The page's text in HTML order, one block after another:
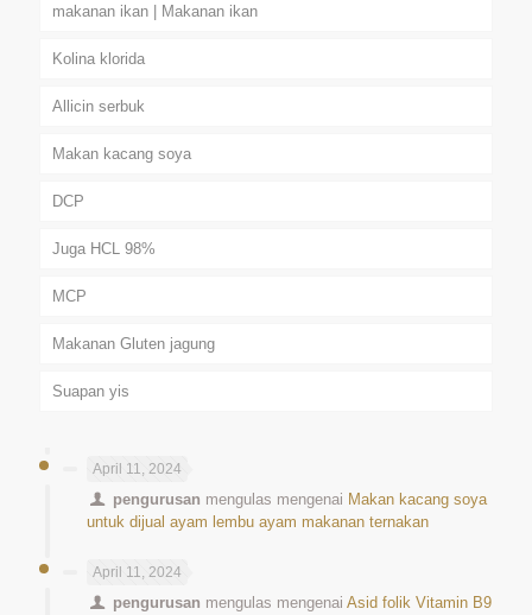
makanan ikan | Makanan ikan
Kolina klorida
Allicin serbuk
Makan kacang soya
DCP
Juga HCL 98%
MCP
Makanan Gluten jagung
Suapan yis
April 11, 2024
pengurusan mengulas mengenai Makan kacang soya
untuk dijual ayam lembu ayam makanan ternakan
April 11, 2024
pengurusan mengulas mengenaiAsid folik Vitamin B9